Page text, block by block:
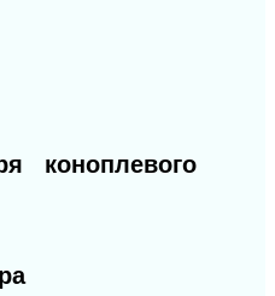
коноплевого